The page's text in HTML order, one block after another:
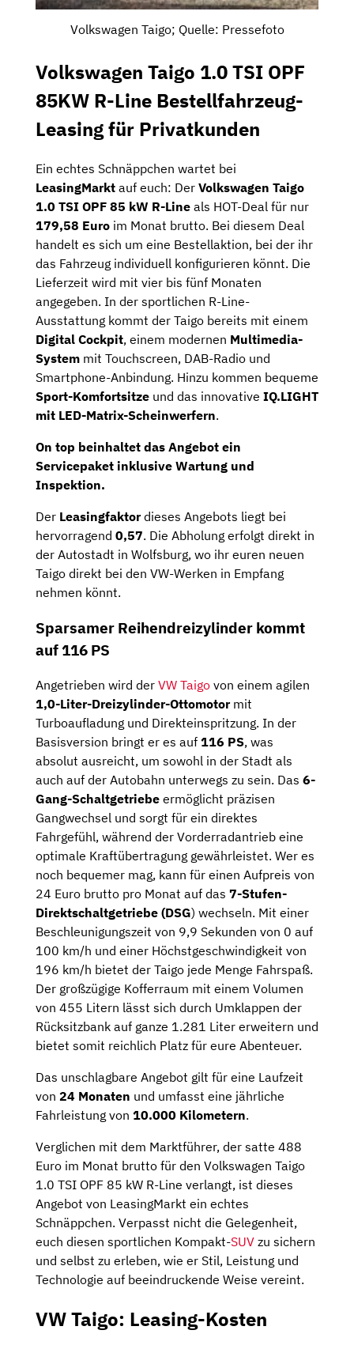
Volkswagen Taigo; Quelle: Pressefoto
Volkswagen Taigo 1.0 TSI OPF
85KW R-Line Bestellfahrzeug-
Leasing für Privatkunden
Ein echtes Schnäppchen wartet bei
LeasingMarkt auf euch: Der Volkswagen Taigo
1.0 TSI OPF 85 kW R-Line als HOT-Deal für nur
179,58 Euro im Monat brutto. Bei diesem Deal
handelt es sich um eine Bestellaktion, bei der ihr
das Fahrzeug individuell konfigurieren könnt. Die
Lieferzeit wird mit vier bis fünf Monaten
angegeben. In der sportlichen R-Line-
Ausstattung kommt der Taigo bereits mit einem
Digital Cockpit, einem modernen Multimedia-
System mit Touchscreen, DAB-Radio und
Smartphone-Anbindung. Hinzu kommen bequeme
Sport-Komfortsitze und das innovative IQ.LIGHT
mit LED-Matrix-Scheinwerfern.
On top beinhaltet das Angebot ein
Servicepaket inklusive Wartung und
Inspektion.
Der Leasingfaktordieses Angebots liegt bei
hervorragend 0,57. Die Abholung erfolgt direkt in
der Autostadt in Wolfsburg, wo ihr euren neuen
Taigo direkt bei den VW-Werken in Empfang
nehmen könnt.
Sparsamer Reihendreizylinder kommt
auf 116 PS
Angetrieben wird der VW Taigo von einem agilen
1,0-Liter-Dreizylinder-Ottomotormit
Turboaufladung und Direkteinspritzung. In der
Basisversion bringt er es auf 116 PS, was
absolut ausreicht, um sowohl in der Stadt als
auch auf der Autobahn unterwegs zu sein. Das 6-
Gang-Schaltgetriebe ermöglicht präzisen
Gangwechsel und sorgt für ein direktes
Fahrgefühl, während der Vorderradantrieb eine
optimale Kraftübertragung gewährleistet. Wer es
noch bequemer mag, kann für einen Aufpreis von
24 Euro brutto pro Monat auf das 7-Stufen-
Direktschaltgetriebe (DSG) wechseln. Mit einer
Beschleunigungszeit von 9,9 Sekunden von 0 auf
100 km/h und einer Höchstgeschwindigkeit von
196 km/h bietet der Taigo jede Menge Fahrspaß.
Der großzügige Kofferraum mit einem Volumen
von 455 Litern lässt sich durch Umklappen der
Rücksitzbank auf ganze 1.281 Liter erweitern und
bietet somit reichlich Platz für eure Abenteuer.
Das unschlagbare Angebot gilt für eine Laufzeit
von 24 Monaten und umfasst eine jährliche
Fahrleistung von 10.000 Kilometern.
Verglichen mit dem Marktführer, der satte 488
Euro im Monat brutto für den Volkswagen Taigo
1.0 TSI OPF 85 kW R-Line verlangt, ist dieses
Angebot von LeasingMarkt ein echtes
Schnäppchen. Verpasst nicht die Gelegenheit,
euch diesen sportlichen Kompakt-SUV zu sichern
und selbst zu erleben, wie er Stil, Leistung und
Technologie auf beeindruckende Weise vereint.
VW Taigo: Leasing-Kosten